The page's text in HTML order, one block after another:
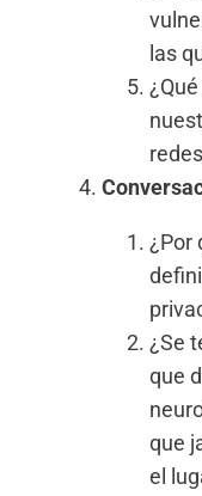
las
¿Por
¿Se
que
que
el